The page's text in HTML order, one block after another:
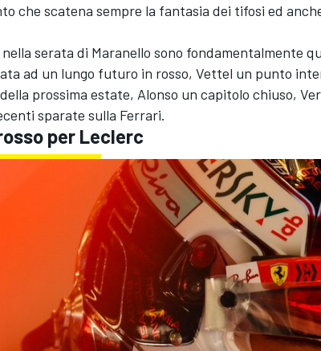
che scatena sempre la fantasia dei tifosi ed
nella serata di Maranello sono fondamentalmente
ad un lungo futuro in rosso, Vettel un punto
prossima estate, Alonso un capitolo chiuso,
sparate sulla Ferrari.
per Leclerc